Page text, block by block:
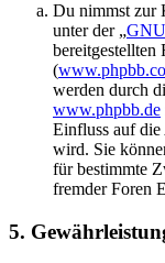
Du nimmst zur
unter der „
(
werden durch
www.phpbb.de
Einfluss auf
wird. Sie
für bestimmte
fremder Foren
5.